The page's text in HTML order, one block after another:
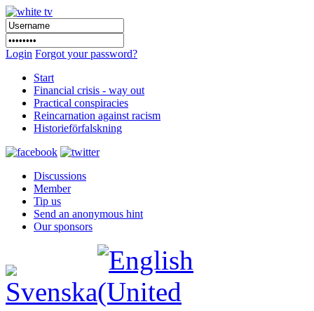
Login Forgot your password?
Start
Financial crisis - way out
Practical conspiracies
Reincarnation against racism
Historieförfalskning
Discussions
Member
Tip us
Send an anonymous hint
Our sponsors